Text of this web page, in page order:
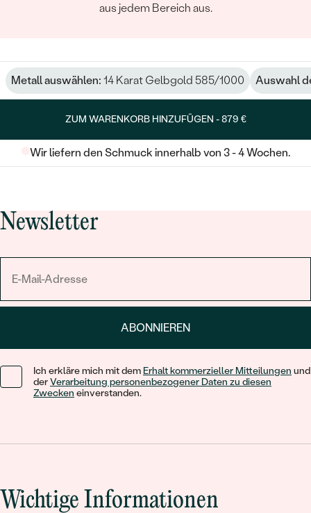
aus jedem Bereich aus.
Metall auswählen: 14 Karat Gelbgold 585/1000 Auswahl
ZUM WARENKORB HINZUFÜGEN -879 €
Wir liefern den Schmuck innerhalb von 3 - 4 Wochen.
Newsletter
ABONNIEREN
Ich erkläre mich mit dem Erhalt kommerzieller Mitteilungen und
derVerarbeitung personenbezogener Daten zu diesen
Zwecken einverstanden.
Wichtige Informationen